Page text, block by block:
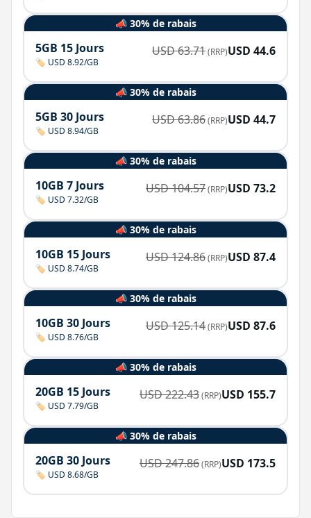
📣 30% de rabais
5GB 15 Jours
🏷️ USD 8.92/GB
USD63.71(RRP)USD 44.6
📣 30% de rabais
5GB 30 Jours
🏷️ USD 8.94/GB
USD63.86(RRP)USD 44.7
📣 30% de rabais
10GB 7 Jours
🏷️ USD 7.32/GB
USD104.57(RRP)USD 73.2
📣 30% de rabais
10GB 15 Jours
🏷️ USD 8.74/GB
USD124.86(RRP)USD 87.4
📣 30% de rabais
10GB 30 Jours
🏷️ USD 8.76/GB
USD125.14(RRP)USD 87.6
📣 30% de rabais
20GB 15 Jours
🏷️ USD 7.79/GB
USD222.43(RRP)USD 155.7
📣 30% de rabais
20GB 30 Jours
🏷️ USD 8.68/GB
USD247.86(RRP)USD 173.5